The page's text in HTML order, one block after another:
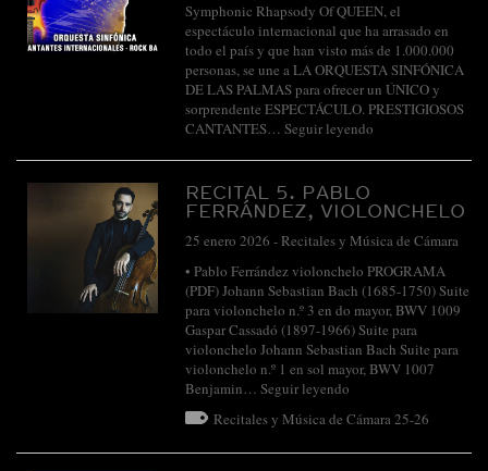
Symphonic Rhapsody Of QUEEN, el
espectáculo internacional que ha arrasado en
todo el país y que han visto más de 1.000.000
personas, se une a LA ORQUESTA SINFÓNICA
DE LAS PALMAS para ofrecer un ÚNICO y
sorprendente ESPECTÁCULO. PRESTIGIOSOS
CANTANTES… Seguir leyendo
RECITAL 5. PABLO
FERRÁNDEZ, VIOLONCHELO
25 enero 2026 -Recitales y Música de Cámara
• Pablo Ferrández violonchelo PROGRAMA
(PDF) Johann Sebastian Bach (1685-1750) Suite
para violonchelo n.º 3 en do mayor, BWV 1009
Gaspar Cassadó (1897-1966) Suite para
violonchelo Johann Sebastian Bach Suite para
violonchelo n.º 1 en sol mayor, BWV 1007
Benjamin… Seguir leyendo
Recitales y Música de Cámara 25-26